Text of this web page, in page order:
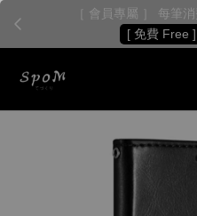
［ 會員專屬 ］ 每筆
[ 免費 Free